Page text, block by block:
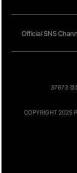
37673 경
COPYRIGHT 2025
Official SNS